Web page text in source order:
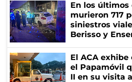
En los últimos
murieron 717
siniestros
Berisso y
El ACA
el Papamóvil
II en su visita